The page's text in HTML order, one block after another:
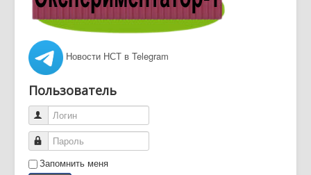
Новости НСТ в Telegram
Пользователь
Логин
Пароль
Запомнить меня